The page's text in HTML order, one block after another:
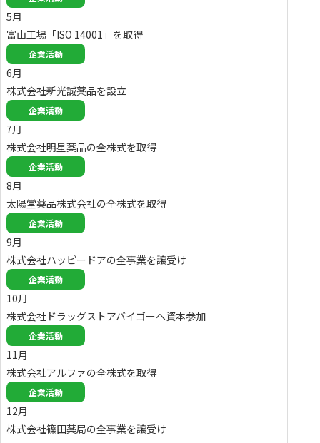
5月
富山工場「ISO 14001」を取得
企業活動
6月
株式会社新光誠薬品を設立
企業活動
7月
株式会社明星薬品の全株式を取得
企業活動
8月
太陽堂薬品株式会社の全株式を取得
企業活動
9月
株式会社ハッピードアの全事業を譲受け
企業活動
10月
株式会社ドラッグストアバイゴーへ資本参加
企業活動
11月
株式会社アルファの全株式を取得
企業活動
12月
株式会社篠田薬局の全事業を譲受け